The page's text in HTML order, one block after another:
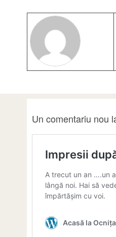
Un comentariu nou